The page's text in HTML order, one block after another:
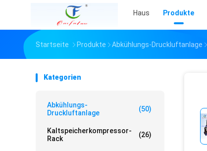
Haus Produkte
Startseite Produkte Abkühlungs-Druckluftanlage
Kategorien
Abkühlungs-
Druckluftanlage
(50)
Kaltspeicherkompressor-
Rack
(26)